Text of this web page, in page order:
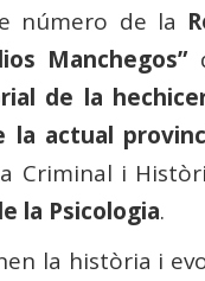
número de la
Manchegos”
de la
actual
Criminal i
la Psicologia.
la història i